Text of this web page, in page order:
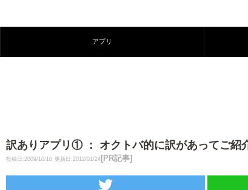
アプリ
訳ありアプリ① ： オクトバ的に訳があってご紹
投稿日:2009/10/10 更新日:2012/01/24 [PR記事]